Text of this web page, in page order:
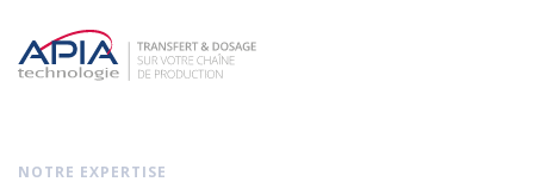
NOTRE EXPERTISE